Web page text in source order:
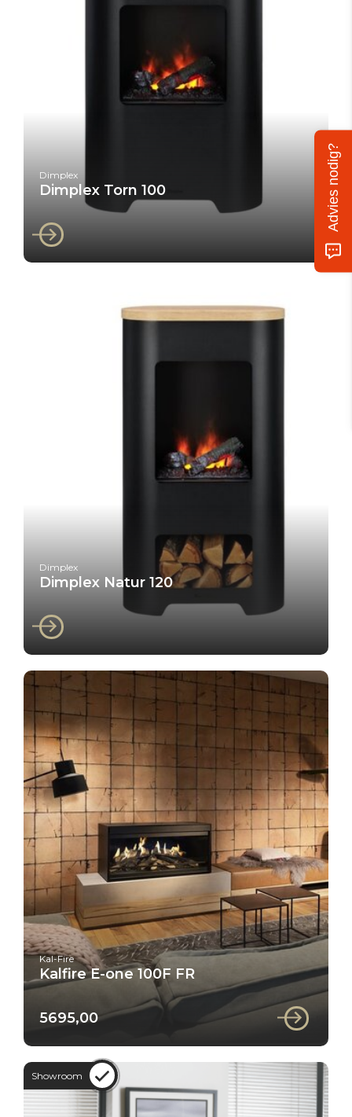
Dimplex
Dimplex Torn 100
Dimplex
Dimplex Natur 120
Kal-Fire
Kalfire E-one 100F FR
5695,00
Showroom
Advies nodig?